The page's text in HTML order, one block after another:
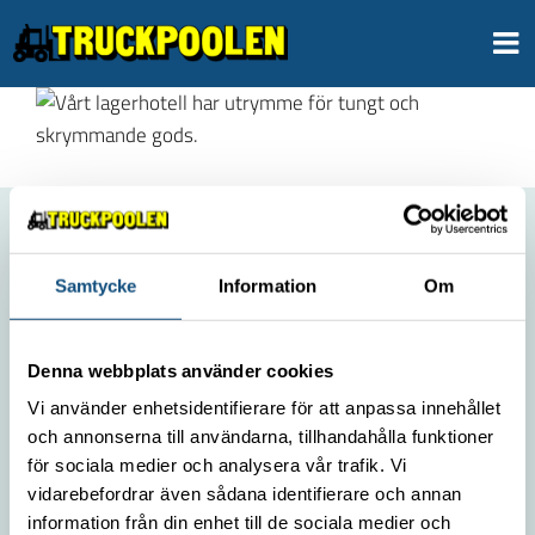
Samtycke Information Om
Denna webbplats använder cookies
Vi använder enhetsidentifierare för att anpassa innehållet
och annonserna till användarna, tillhandahålla funktioner
för sociala medier och analysera vår trafik. Vi
vidarebefordrar även sådana identifierare och annan
information från din enhet till de sociala medier och
to
ABOUT US
Contact
Environmental policy
Work with us
Privacy policy
OUR MOST POPULAR FORKLIFTS